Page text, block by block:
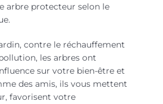
arbre protecteur selon le
contre le réchauffement
les arbres ont
sur votre bien-être et
des amis, ils vous mettent
favorisent votre